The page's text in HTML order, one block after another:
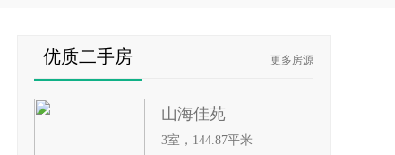
优质二手房 更多房源
山海佳苑
3室，144.87平米